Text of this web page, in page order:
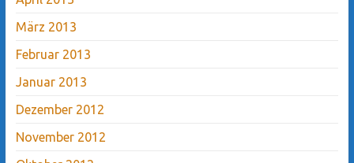
März 2013
Februar 2013
Januar 2013
Dezember 2012
November 2012